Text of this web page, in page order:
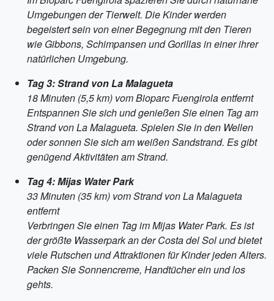
Umgebungen der Tierwelt. Die Kinder werden
begeistert sein von einer Begegnung mit den Tieren
wie Gibbons, Schimpansen und Gorillas in einer ihrer
natürlichen Umgebung.
Tag 3: Strand von La Malagueta
18 Minuten (5,5 km) vom Bioparc Fuengirola entfernt
Entspannen Sie sich und genießen Sie einen Tag am
Strand von La Malagueta. Spielen Sie in den Wellen
oder sonnen Sie sich am weißen Sandstrand. Es gibt
genügend Aktivitäten am Strand.
Tag 4: Mijas Water Park
33 Minuten (35 km) vom Strand von La Malagueta
entfernt
Verbringen Sie einen Tag im Mijas Water Park. Es ist
der größte Wasserpark an der Costa del Sol und bietet
viele Rutschen und Attraktionen für Kinder jeden Alters.
Packen Sie Sonnencreme, Handtücher ein und los
gehts.